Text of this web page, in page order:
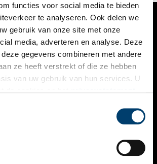
functies voor social media te bieden
te analyseren. Ook delen we
gebruik van onze site met onze
media, adverteren en analyse. Deze
gegevens combineren met andere
ze heeft verstrekt of die ze hebben
van uw gebruik van hun services. U